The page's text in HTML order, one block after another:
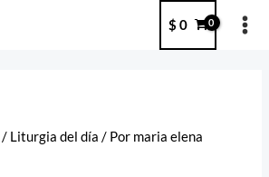
$ 0
/ Liturgia del día / Por maria elena